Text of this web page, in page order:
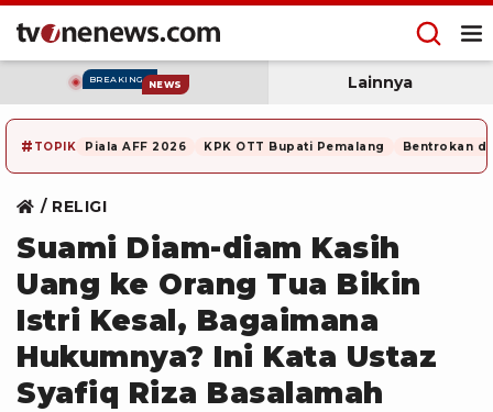
BREAKING NEWS Lainnya
# TOPIK Piala AFF 2026 KPK OTT Bupati Pemalang Bentrokan di
RELIGI
Suami Diam-diam Kasih
Uang ke Orang Tua Bikin
Istri Kesal, Bagaimana
Hukumnya? Ini Kata Ustaz
Syafiq Riza Basalamah